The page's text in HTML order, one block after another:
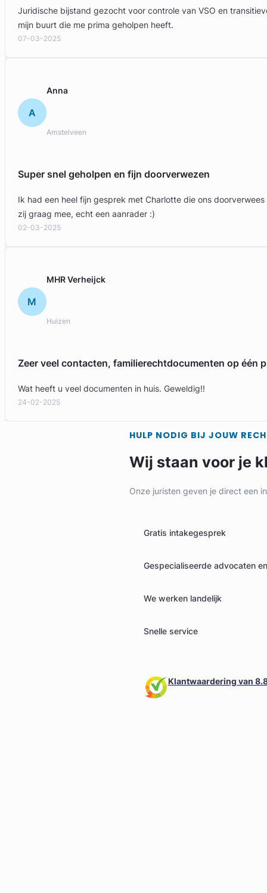
Juridische bijstand gezocht voor controle van VSO en
mijn buurt die me prima geholpen heeft.
07-03-2025
A
Anna
Amstelveen
Super snel geholpen en fijn doorverwezen
Ik had een heel fijn gesprek met Charlotte die ons
zij graag mee, echt een aanrader :)
02-03-2025
M
MHR Verheijck
Huizen
Zeer veel contacten, familierechtdocumenten op één
Wat heeft u veel documenten in huis. Geweldig!!
24-02-2025
HULP NODIG BIJ JOUW
Wij staan voor je
Onze juristen geven je direct een
Gratis intakegesprek
Gespecialiseerde advocaten
We werken landelijk
Snelle service
Klantwaardering van